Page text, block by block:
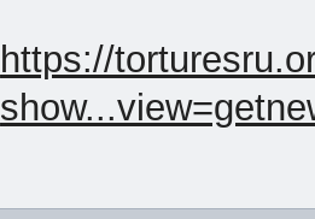
https://